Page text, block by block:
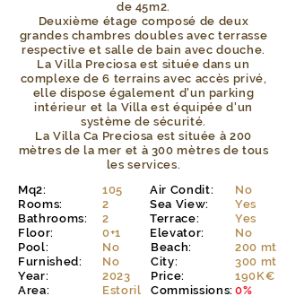
de 45m2.
Deuxième étage composé de deux
grandes chambres doubles avec terrasse
respective et salle de bain avec douche.
La Villa Preciosa est située dans un
complexe de 6 terrains avec accès privé,
elle dispose également d'un parking
intérieur et la Villa est équipée d'un
système de sécurité.
La Villa Ca Preciosa est située à 200
mètres de la mer et à 300 mètres de tous
les services.
Mq2:
Rooms:
Bathrooms:
Floor:
105
2
2
0+1
Air Condit:
Sea View:
Terrace:
Elevator:
No
Yes
Yes
No
Pool:
Furnished:
Year:
Area:
No
No
2023
Estoril
Beach:
City:
Price:
Commissions:
200 mt
300 mt
190K€
0%